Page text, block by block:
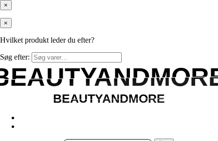
×
×
Hvilket produkt leder du efter?
Søg efter:
BEAUTYANDMORE
BEAUTYANDMORE